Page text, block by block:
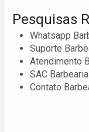
Pesquisas
Whatsapp
Suporte
Atendimento
SAC
Contato